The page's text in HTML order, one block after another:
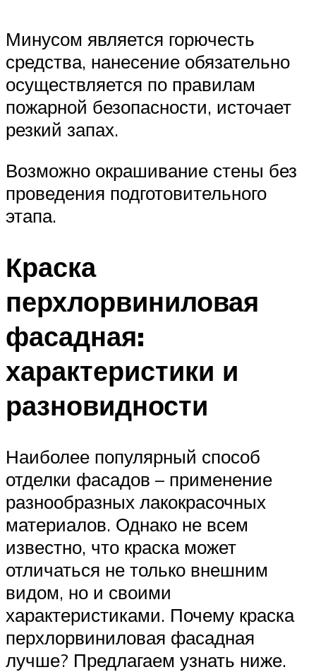
Минусом является горючесть
средства, нанесение обязательно
осуществляется по правилам
пожарной безопасности, источает
резкий запах.
Возможно окрашивание стены без
проведения подготовительного
этапа.
Краска
перхлорвиниловая
фасадная:
характеристики и
разновидности
Наиболее популярный способ
отделки фасадов – применение
разнообразных лакокрасочных
материалов. Однако не всем
известно, что краска может
отличаться не только внешним
видом, но и своими
характеристиками. Почему краска
перхлорвиниловая фасадная
лучше? Предлагаем узнать ниже.